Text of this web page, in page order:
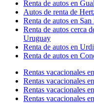
Renta de autos en
Autos de renta de
Renta de autos en
Renta de autos cerca
Uruguay
Renta de autos en
Renta de autos en
Rentas vacacionales
Rentas vacacionales
Rentas vacacionales
Rentas vacacionales